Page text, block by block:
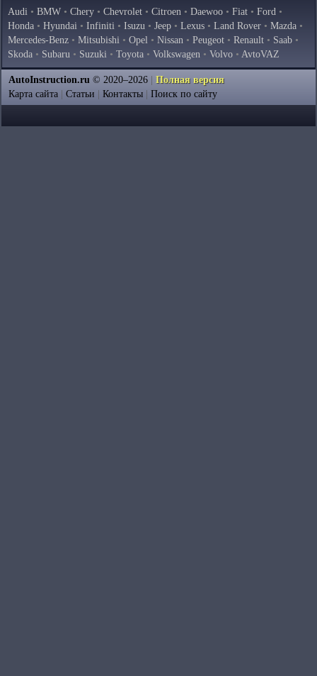
Audi • BMW • Chery • Chevrolet • Citroen • Daewoo • Fiat • Ford •
Honda • Hyundai • Infiniti • Isuzu • Jeep • Lexus • Land Rover • Mazda •
Mercedes-Benz • Mitsubishi • Opel • Nissan • Peugeot • Renault • Saab •
Skoda • Subaru • Suzuki • Toyota • Volkswagen • Volvo • AvtoVAZ
AutoInstruction.ru © 2020–2026
Полная версия
Карта сайта
Статьи Контакты Поиск по сайту